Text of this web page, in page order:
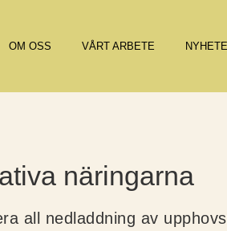
OM OSS VÅRT ARBETE
näringarna
all nedladdning av